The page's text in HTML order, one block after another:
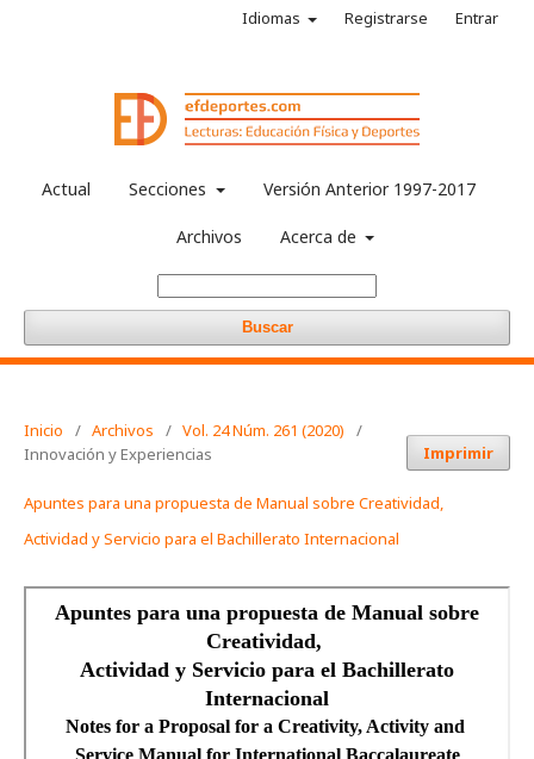
Actual Secciones Versión Anterior 1997-2017
Archivos Acerca de
Buscar
Idiomas Registrarse Entrar
Inicio / Archivos / Vol. 24 Núm. 261 (2020)
/
Innovación y Experiencias
Imprimir
Apuntes para una propuesta de Manual sobre Creatividad,
Actividad y Servicio para el Bachillerato Internacional